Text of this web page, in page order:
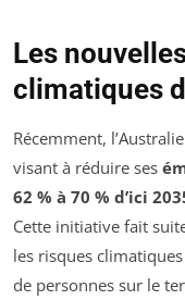
Les
climatiques
Récemment,
visant à réduire ses
62 % à 70 % d’ici
Cette initiative fait
les risques
de personnes sur le